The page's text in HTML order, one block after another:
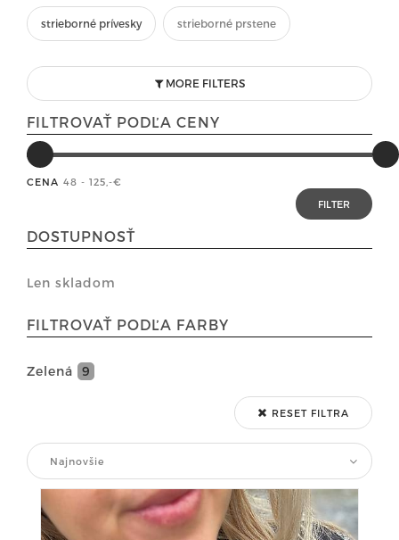
strieborné prívesky strieborné prstene
MORE FILTERS
FILTROVAŤ PODĽA CENY
CENA 48 - 125 ,-€
DOSTUPNOSŤ
Len skladom
FILTROVAŤ PODĽA FARBY
Zelená 9
RESET FILTRA
Najnovšie